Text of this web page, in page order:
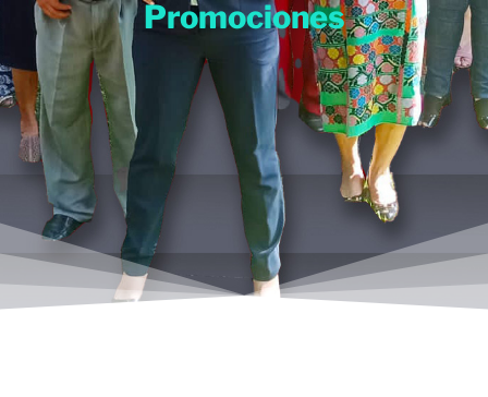
Promociones